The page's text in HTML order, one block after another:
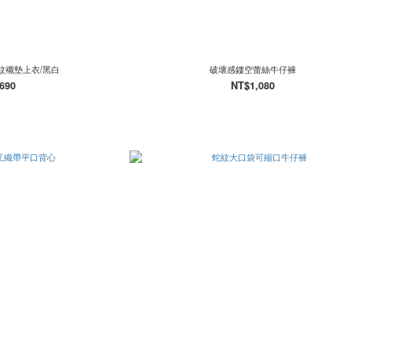
襯墊上衣/黑白 破壞感鏤空蕾絲牛仔褲
NT$1,080